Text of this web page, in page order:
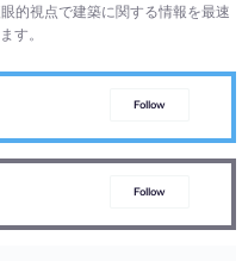
的視点で建築に関する情報を最速
す。
Follow
Follow